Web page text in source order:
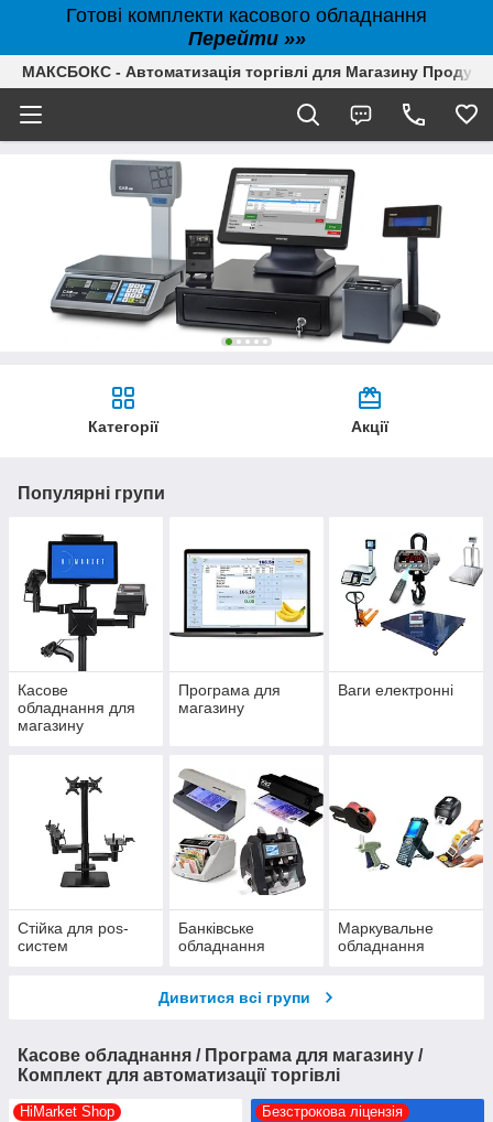
Готові комплекти касового обладнання
Перейти »»
МАКСБОКС - Автоматизація торгівлі для Магазину
Категорії Акції
Популярні групи
Касове
обладнання для
магазину
Програма для
магазину
Ваги електронні
Стійка для pos-
систем
Банківське
обладнання
Маркувальне
обладнання
Дивитися всі групи
Касове обладнання / Програма для магазину /
Комплект для автоматизації торгівлі
HiMarket Shop Безстрокова ліцензія